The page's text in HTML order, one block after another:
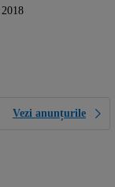
2018
Vezi anunțurile